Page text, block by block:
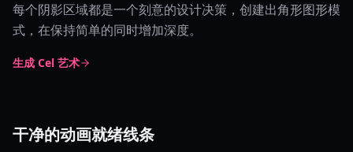
每个阴影区域都是一个刻意的设计决策，创建出角形图形模
式，在保持简单的同时增加深度。
生成 Cel 艺术
干净的动画就绪线条